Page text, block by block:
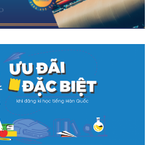
hạ tầng và môi trường đô thị
Khoa kỹ thuật hạ tầng và môi trường
Tuyển sinh đại học với 280 chỉ tiêu, thời